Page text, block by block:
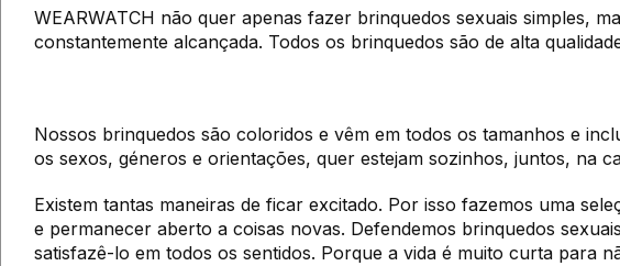
WEARWATCH não quer apenas fazer brinquedos sexuais simples,
constantemente alcançada. Todos os brinquedos são de alta
Nossos brinquedos são coloridos e vêm em todos os tamanhos e
os sexos, géneros e orientações, quer estejam sozinhos, juntos, na
Existem tantas maneiras de ficar excitado. Por isso fazemos uma
e permanecer aberto a coisas novas. Defendemos brinquedos
satisfazê-lo em todos os sentidos. Porque a vida é muito curta para